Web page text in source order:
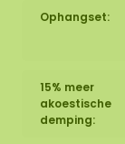
Ophangset:
15% meer
akoestische
demping: